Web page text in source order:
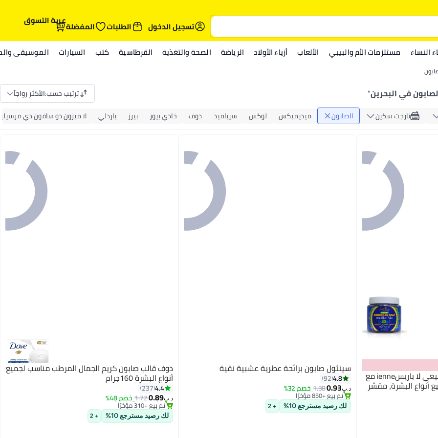
تسجيل الدخول
الطلبات المفضلةعربة التسوق
النساء مستلزمات الأم والبيبي الألعاب أزياء الأولاد الرياضة الصحة والتغذية القرطاسية كتب السيارات الموسيقى
في البحرين" ترتيب حسب:الأكثر رواجاً
تارجت سكين الصابون ميديميكس لوكس سيباميد دوف خادي بيور بيرز ياردلي لا ميزون دو سافون دي
ECOLYTE+ صابون مغربي طبيعي لا باريسienne مع
جرام، لجميع أنواع البشرة، مقشر
سينثول صابون برائحة عطرية عشبية نقية
4.8
92
د.ب‏0.93
1.38خصم 32%
#3 في الصابون
أقل سعر في 7 يوم
تم بيع +850 مؤخرًا
#3 في الصابون
لك رصيد مسترجع 10% + 2
دوف قالب صابون كريم الجمال المرطب مناسب لجميع
أنواع البشرة 160جرام
4.4
237
د.ب‏0.89
1.72خصم 48%
#6 في الصابون
أقل سعر في 7 يوم
تم بيع +310 مؤخرًا
#6 في الصابون
لك رصيد مسترجع 10% + 2